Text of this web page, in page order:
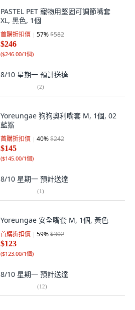
PASTEL PET 寵物用堅固可調節嘴套
XL, 黑色, 1個
首購折扣價 57%$582
$246
($246.00/1個)
8/10 星期一 預計送達
(2)
Yoreungae 狗狗奧利嘴套 M, 1個, 02
藍鯊
首購折扣價 40%$242
$145
($145.00/1個)
8/10 星期一 預計送達
(1)
Yoreungae 安全嘴套 M, 1個, 黃色
首購折扣價 59%$302
$123
($123.00/1個)
8/10 星期一 預計送達
(12)